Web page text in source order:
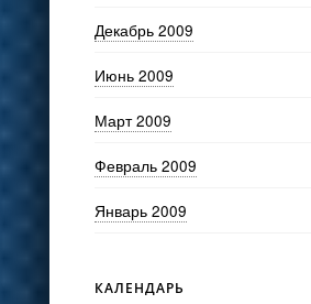
Декабрь 2009
Июнь 2009
Март 2009
Февраль 2009
Январь 2009
КАЛЕНДАРЬ